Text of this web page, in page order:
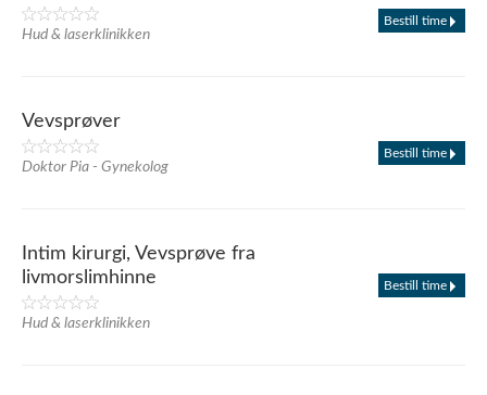
Hud & laserklinikken
Bestill time
Vevsprøver
Doktor Pia - Gynekolog
Bestill time
Intim kirurgi, Vevsprøve fra
livmorslimhinne
Hud & laserklinikken
Bestill time